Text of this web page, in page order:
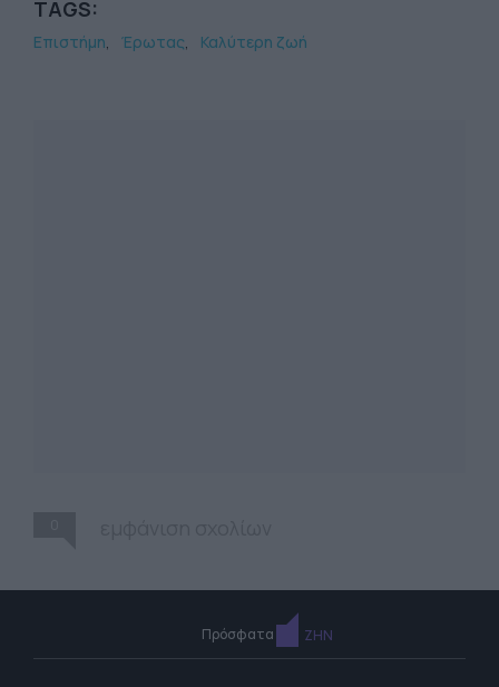
TAGS:
Επιστήμη Έρωτας Καλύτερη ζωή
Πρόσφατα ΖΗΝ